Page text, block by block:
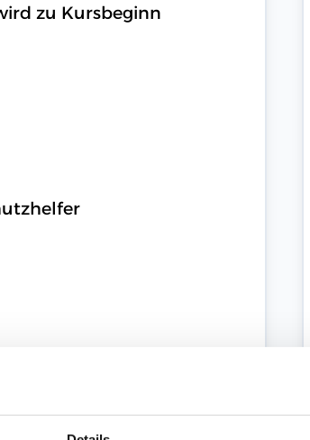
zu Kursbeginn
GWO-Modul,
Monaten vor dem